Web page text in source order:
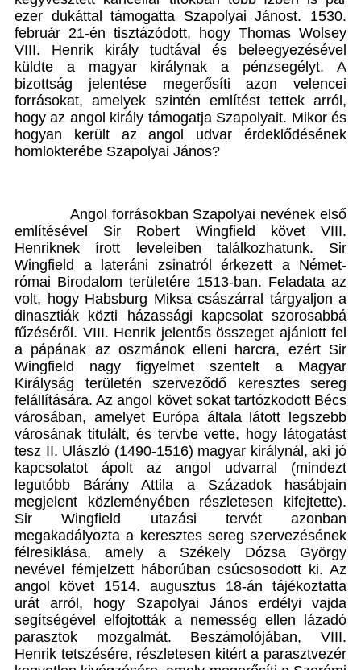
ezer dukáttal támogatta Szapolyai Jánost. 1530.
február 21-én tisztázódott, hogy Thomas Wolsey
VIII. Henrik király tudtával és beleegyezésével
küldte a magyar királynak a pénzsegélyt. A
bizottság jelentése megerősíti azon velencei
forrásokat, amelyek szintén említést tettek arról,
hogy az angol király támogatja Szapolyait. Mikor és
hogyan került az angol udvar érdeklődésének
homlokterébe Szapolyai János?
Angol forrásokban Szapolyai nevének első
említésével Sir Robert Wingfield követ VIII.
Henriknek írott leveleiben találkozhatunk. Sir
Wingfield a lateráni zsinatról érkezett a Német-
római Birodalom területére 1513-ban. Feladata az
volt, hogy Habsburg Miksa császárral tárgyaljon a
dinasztiák közti házassági kapcsolat szorosabbá
fűzéséről. VIII. Henrik jelentős összeget ajánlott fel
a pápának az oszmánok elleni harcra, ezért Sir
Wingfield nagy figyelmet szentelt a Magyar
Királyság területén szerveződő keresztes sereg
felállítására. Az angol követ sokat tartózkodott Bécs
városában, amelyet Európa általa látott legszebb
városának titulált, és tervbe vette, hogy látogatást
tesz II. Ulászló (1490-1516) magyar királynál, aki jó
kapcsolatot ápolt az angol udvarral (mindezt
legutóbb Bárány Attila a Századok hasábjain
megjelent közleményében részletesen kifejtette).
Sir Wingfield utazási tervét azonban
megakadályozta a keresztes sereg szervezésének
félresiklása, amely a Székely Dózsa György
nevével fémjelzett háborúban csúcsosodott ki. Az
angol követ 1514. augusztus 18-án tájékoztatta
urát arról, hogy Szapolyai János erdélyi vajda
segítségével elfojtották a nemesség ellen lázadó
parasztok mozgalmát. Beszámolójában, VIII.
Henrik tetszésére, részletesen kitért a parasztvezér